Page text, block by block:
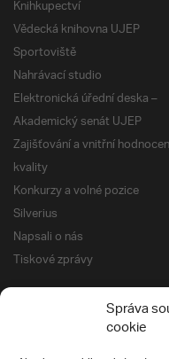
Správa
cookie
Knihkupectví
Vědecká knihovna UJEP
Sportoviště
Nahrávací studio
Elektronická úřední deska –
Akademický senát UJEP
Zajišťování a vnitřní
kvality
Konkurzy a volné pozice
Silverius
Napsali o nás
Tiskové zprávy